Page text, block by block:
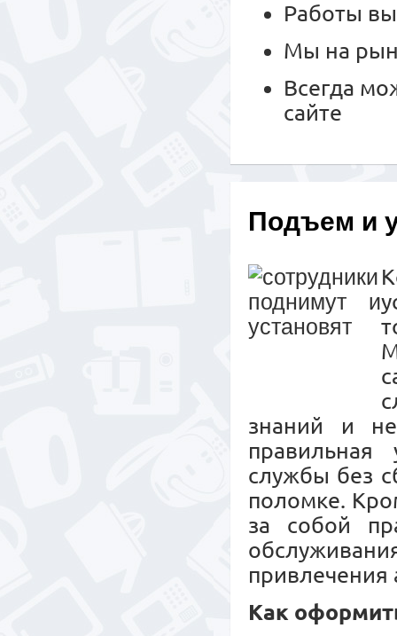
Работы
Мы на
Всегда
сайте
Подъем и
знаний и
правильная
службы без
поломке.
за собой
привлечения
Как